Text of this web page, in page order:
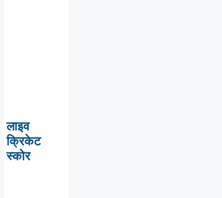
लाइव
क्रिकेट
स्कोर